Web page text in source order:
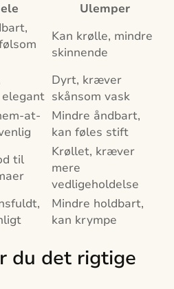
Ulemper
Kan krølle, mindre
skinnende
Dyrt, kræver
skånsom vask
at-
Mindre åndbart,
kan føles stift
til
Krøllet, kræver
mere
vedligeholdelse
Mindre holdbart,
kan krympe
du det rigtige